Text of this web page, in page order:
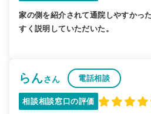
家の側を紹介されて通院しやすかっ
すく説明していただいた。
らんさん 電話相談
相談相談窓口の評価